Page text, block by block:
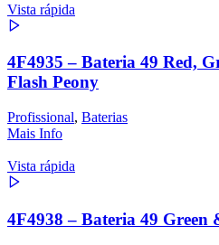
Vista rápida
4F4935 – Bateria 49 Red,
Flash Peony
Profissional, Baterias
Mais Info
Vista rápida
4F4938 – Bateria 49